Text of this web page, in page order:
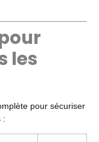
les
pour sécuriser
: